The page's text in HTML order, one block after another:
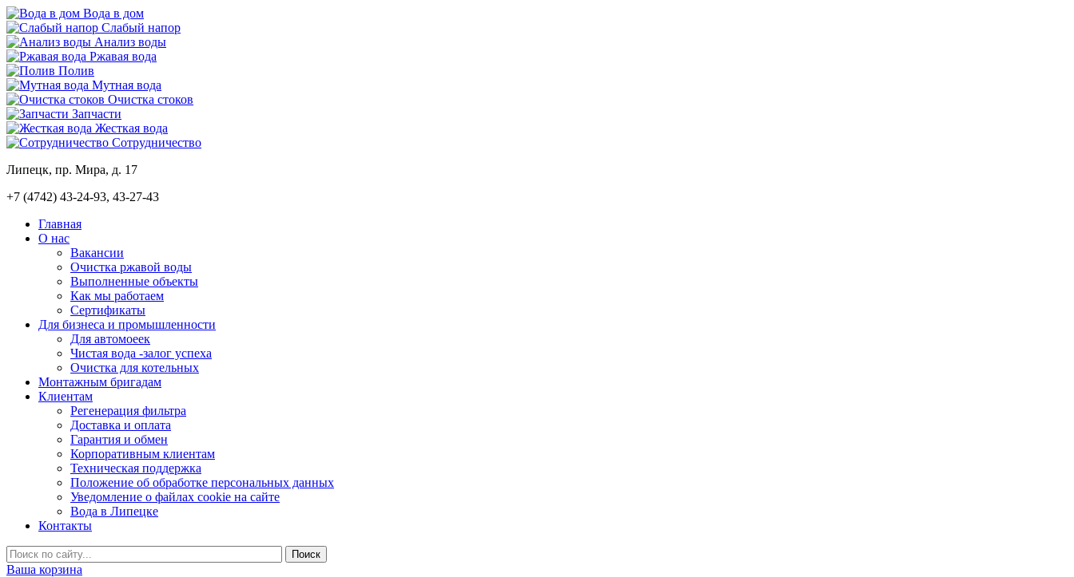
Вода в дом
Слабый напор
Анализ воды
Ржавая вода
Полив
Мутная вода
Очистка стоков
Запчасти
Жесткая вода
Сотрудничество
Липецк, пр. Мира, д. 17
+7 (4742) 43-24-93, 43-27-43
Главная
О нас
Вакансии
Очистка ржавой воды
Выполненные объекты
Как мы работаем
Сертификаты
Для бизнеса и промышленности
Для автомоеек
Чистая вода -залог успеха
Очистка для котельных
Монтажным бригадам
Клиентам
Регенерация фильтра
Доставка и оплата
Гарантия и обмен
Корпоративным клиентам
Техническая поддержка
Положение об обработке персональных данных
Уведомление о файлах cookie на сайте
Вода в Липецке
Контакты
Ваша корзина